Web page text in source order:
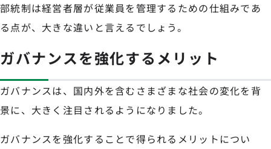
部統制は経営者層が従業員を管理するための仕組みであ
る点が、大きな違いと言えるでしょう。
ガバナンスを強化するメリット
ガバナンスは、国内外を含むさまざまな社会の変化を背
景に、大きく注目されるようになりました。
ガバナンスを強化することで得られるメリットについ